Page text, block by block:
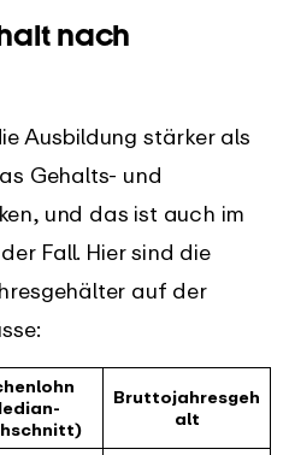
nach
Ausbildung stärker als
Gehalts- und
und das ist auch im
Fall. Hier sind die
auf der
Bruttojahresgeh
alt